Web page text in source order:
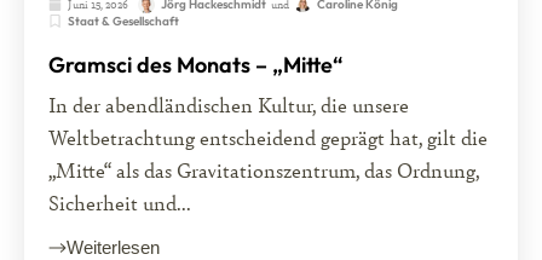
Juni 15, 2026 Jörg Hackeschmidt und
Caroline König
Staat & Gesellschaft
Gramsci des Monats – „Mitte“
In der abendländischen Kultur, die unsere
Weltbetrachtung entscheidend geprägt hat, gilt die
„Mitte“ als das Gravitationszentrum, das Ordnung,
Sicherheit und...
Weiterlesen